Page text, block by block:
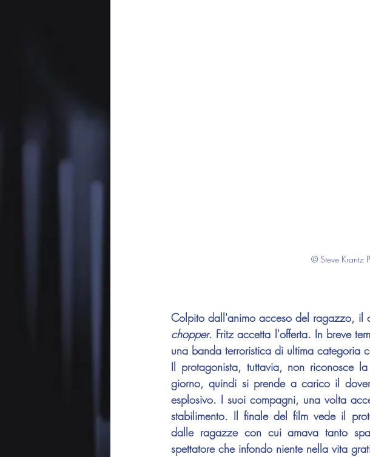
© Steve Krantz
chopper. Fritz accetta l'offerta. In breve
una banda terroristica di ultima categoria
Il protagonista, tuttavia, non riconosce
giorno, quindi si prende a carico il
esplosivo. I suoi compagni, una volta
stabilimento. Il finale del film vede il
dalle ragazze con cui amava tanto
spettatore che infondo niente nella vita